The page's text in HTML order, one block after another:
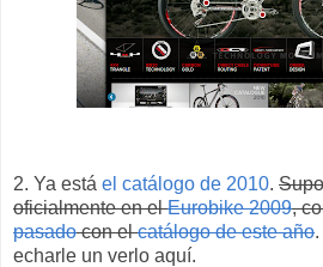
2. Ya está el catálogo de 2010.
oficialmente en elEurobike 2009,
pasadocon elcatálogo de este año
echarle un verlo aquí.